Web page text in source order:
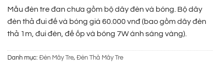
Mẫu đèn tre đan chưa gồm bộ dây đèn và bóng. Bộ dây
đèn thả đui đế và bóng giá 60.000 vnđ (bao gồm dây đèn
thả 1m, đui đèn, đế ốp và bóng 7W ánh sáng vàng).
Danh mục: Đèn Mây Tre, Đèn Thả Mây Tre